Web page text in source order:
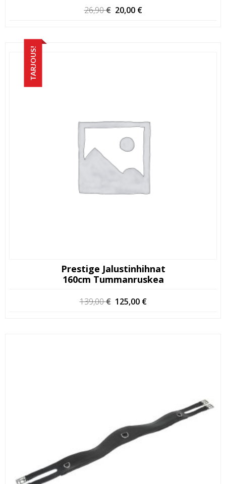
26,90€ Alkuperäinen
20,00 €
TARJOUS!
Prestige Jalustinhihnat
160cm Tummanruskea
139,00€ Alkuperäinen
125,00 €